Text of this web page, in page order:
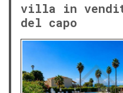
villa in
del capo